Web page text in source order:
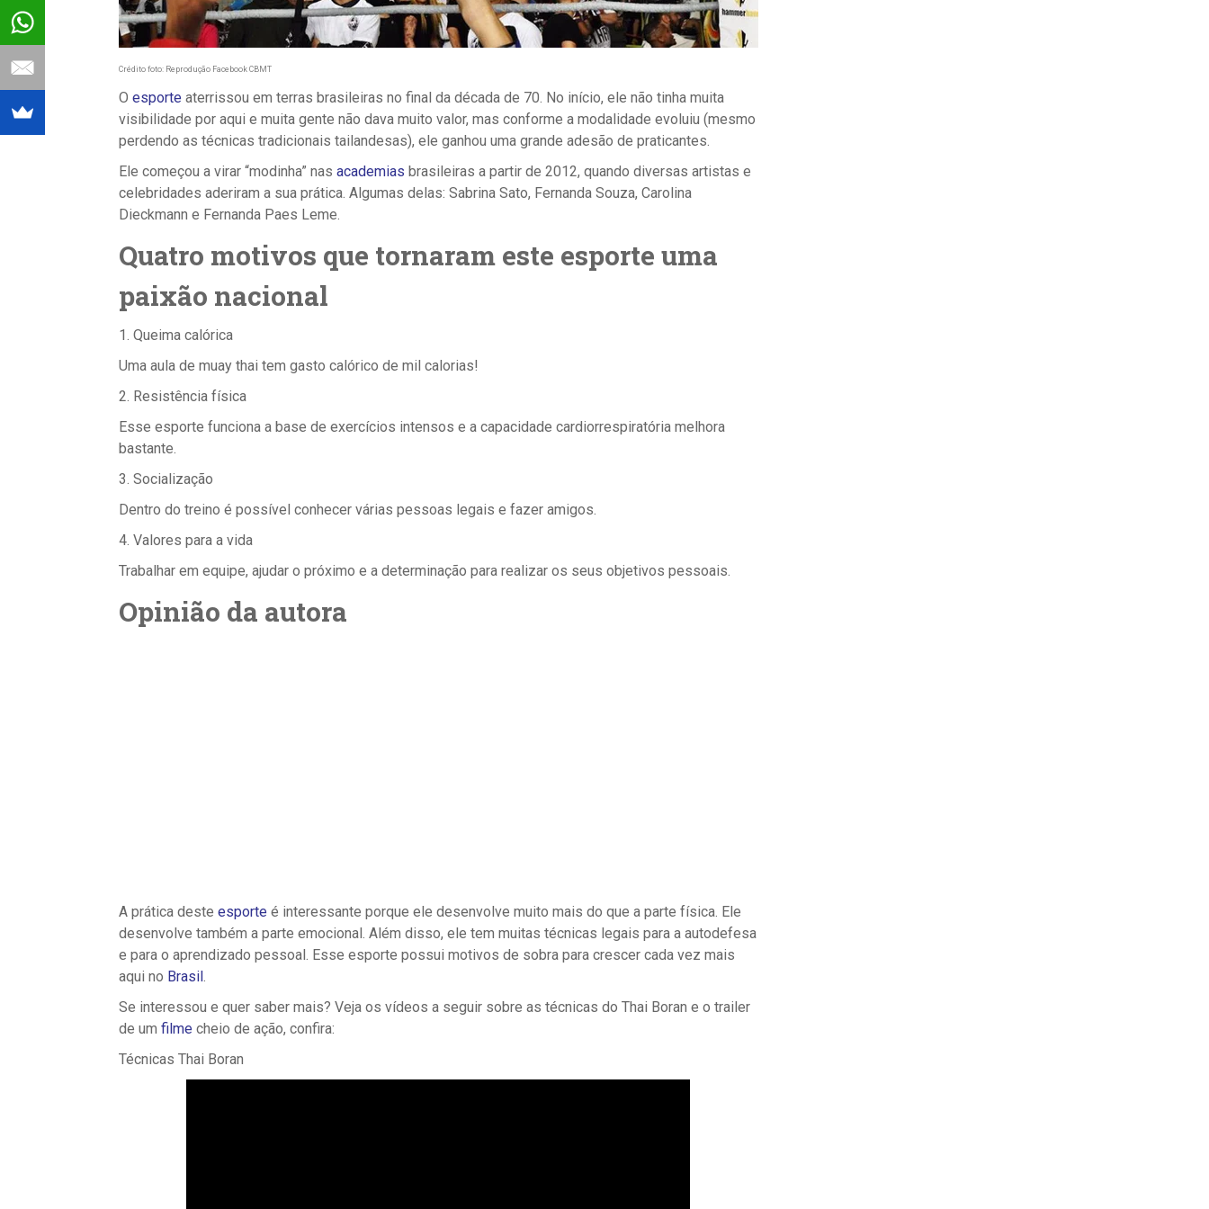
Crédito foto: Reprodução Facebook CBMT
O esporte aterrissou em terras brasileiras no final da década de 70. No início, ele não tinha muita
visibilidade por aqui e muita gente não dava muito valor, mas conforme a modalidade evoluiu (mesmo
perdendo as técnicas tradicionais tailandesas), ele ganhou uma grande adesão de praticantes.
Ele começou a virar “modinha” nas academias brasileiras a partir de 2012, quando diversas artistas e
celebridades aderiram a sua prática. Algumas delas: Sabrina Sato, Fernanda Souza, Carolina
Dieckmann e Fernanda Paes Leme.
Quatro motivos que tornaram este esporte uma
paixão nacional
1. Queima calórica
Uma aula de muay thai tem gasto calórico de mil calorias!
2. Resistência física
Esse esporte funciona a base de exercícios intensos e a capacidade cardiorrespiratória melhora
bastante.
3. Socialização
Dentro do treino é possível conhecer várias pessoas legais e fazer amigos.
4. Valores para a vida
Trabalhar em equipe, ajudar o próximo e a determinação para realizar os seus objetivos pessoais.
Opinião da autora
A prática deste esporte é interessante porque ele desenvolve muito mais do que a parte física. Ele
desenvolve também a parte emocional. Além disso, ele tem muitas técnicas legais para a autodefesa
e para o aprendizado pessoal. Esse esporte possui motivos de sobra para crescer cada vez mais
aqui no Brasil
Se interessou e quer saber mais? Veja os vídeos a seguir sobre as técnicas do Thai Boran e o trailer
de um filme cheio de ação, confira:
Técnicas Thai Boran